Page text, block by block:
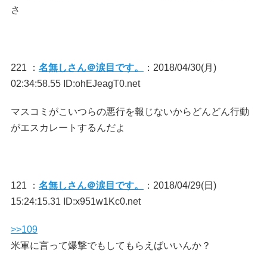
さ
221 ： 名無しさん＠涙目です。
：2018/04/30(月)
02:34:58.55 ID:ohEJeagT0.net
マスコミがこいつらの悪行を報じないからどんどん行動
がエスカレートするんだよ
121 ： 名無しさん＠涙目です。
：2018/04/29(日)
15:24:15.31 ID:x951w1Kc0.net
>>109
米軍に言って爆撃でもしてもらえばいいんか？